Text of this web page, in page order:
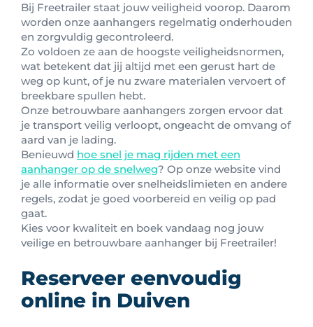
Bij Freetrailer staat jouw veiligheid voorop. Daarom
worden onze aanhangers regelmatig onderhouden
en zorgvuldig gecontroleerd.
Zo voldoen ze aan de hoogste veiligheidsnormen,
wat betekent dat jij altijd met een gerust hart de
weg op kunt, of je nu zware materialen vervoert of
breekbare spullen hebt.
Onze betrouwbare aanhangers zorgen ervoor dat
je transport veilig verloopt, ongeacht de omvang of
aard van je lading.
Benieuwd hoe snel je mag rijden met een
aanhanger op de snelweg? Op onze website vind
je alle informatie over snelheidslimieten en andere
regels, zodat je goed voorbereid en veilig op pad
gaat.
Kies voor kwaliteit en boek vandaag nog jouw
veilige en betrouwbare aanhanger bij Freetrailer!
Reserveer eenvoudig
online in Duiven